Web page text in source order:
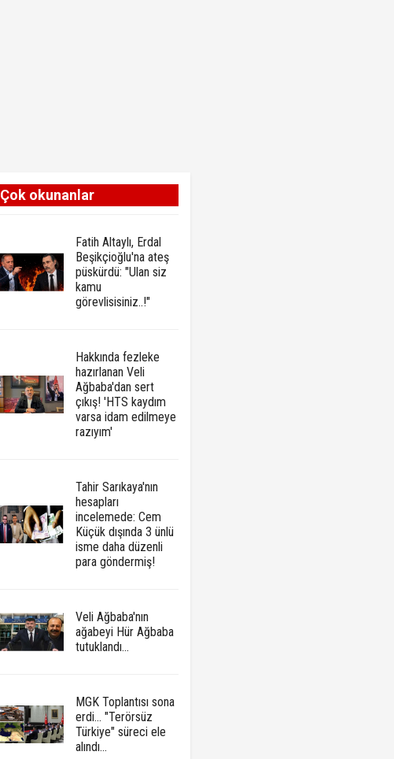
Çok okunanlar
Fatih Altaylı, Erdal
Beşikçioğlu'na ateş
püskürdü: "Ulan siz
kamu
görevlisisiniz..!"
Hakkında fezleke
hazırlanan Veli
Ağbaba'dan sert
çıkış! 'HTS kaydım
varsa idam edilmeye
razıyım'
Tahir Sarıkaya'nın
hesapları
incelemede: Cem
Küçük dışında 3 ünlü
isme daha düzenli
para göndermiş!
Veli Ağbaba'nın
ağabeyi Hür Ağbaba
tutuklandı...
MGK Toplantısı sona
erdi... "Terörsüz
Türkiye" süreci ele
alındı...